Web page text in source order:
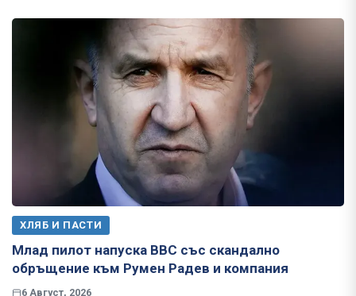
ХЛЯБ И ПАСТИ
Млад пилот напуска ВВС със скандално
обръщение към Румен Радев и компания
6 Август, 2026